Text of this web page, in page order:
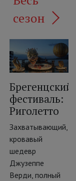
сезон
Брегенцский
фестиваль:
Риголетто
Захватывающий,
кровавый
шедевр
Джузеппе
Верди, полный